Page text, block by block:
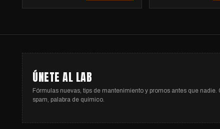
ÚNETE AL LAB
Fórmulas nuevas, tips de mantenimiento y promos antes que nadie.
spam, palabra de químico.